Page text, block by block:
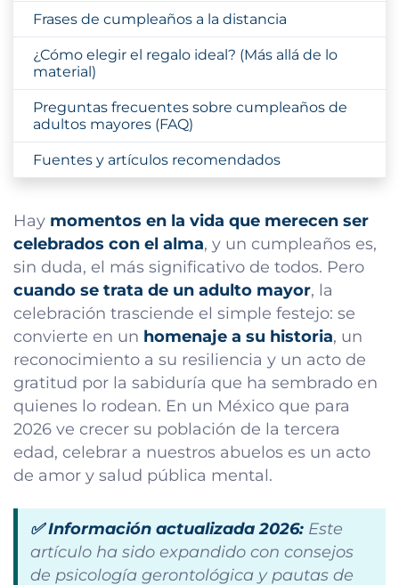
Frases de cumpleaños a la distancia
¿Cómo elegir el regalo ideal? (Más allá de lo
material)
Preguntas frecuentes sobre cumpleaños de
adultos mayores (FAQ)
Fuentes y artículos recomendados
Hay momentos en la vida que merecen ser
celebrados con el alma, y un cumpleaños es,
sin duda, el más significativo de todos. Pero
cuando se trata de un adulto mayor, la
celebración trasciende el simple festejo: se
convierte en un homenaje a su historia, un
reconocimiento a su resiliencia y un acto de
gratitud por la sabiduría que ha sembrado en
quienes lo rodean. En un México que para
2026 ve crecer su población de la tercera
edad, celebrar a nuestros abuelos es un acto
de amor y salud pública mental.
✅ Información actualizada 2026: Este
artículo ha sido expandido con consejos
de psicología gerontológica y pautas de